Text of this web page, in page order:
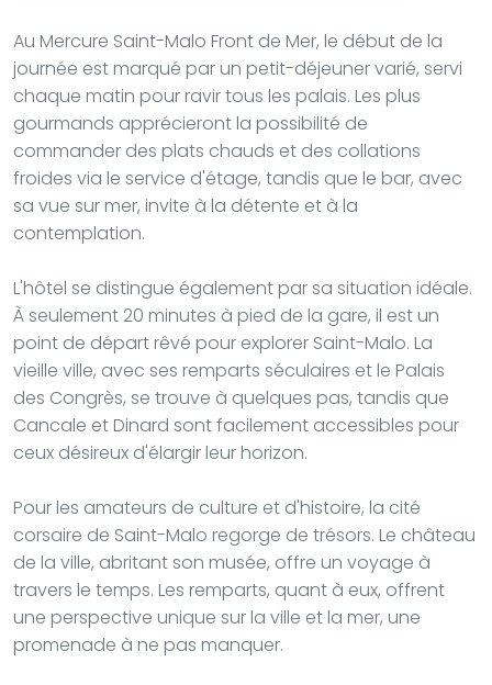
Au Mercure Saint-Malo Front de Mer, le début de la
journée est marqué par un petit-déjeuner varié, servi
chaque matin pour ravir tous les palais. Les plus
gourmands apprécieront la possibilité de
commander des plats chauds et des collations
froides via le service d'étage, tandis que le bar, avec
sa vue sur mer, invite à la détente et à la
contemplation.
L'hôtel se distingue également par sa situation idéale.
À seulement 20 minutes à pied de la gare, il est un
point de départ rêvé pour explorer Saint-Malo. La
vieille ville, avec ses remparts séculaires et le Palais
des Congrès, se trouve à quelques pas, tandis que
Cancale et Dinard sont facilement accessibles pour
ceux désireux d'élargir leur horizon.
Pour les amateurs de culture et d'histoire, la cité
corsaire de Saint-Malo regorge de trésors. Le château
de la ville, abritant son musée, offre un voyage à
travers le temps. Les remparts, quant à eux, offrent
une perspective unique sur la ville et la mer, une
promenade à ne pas manquer.